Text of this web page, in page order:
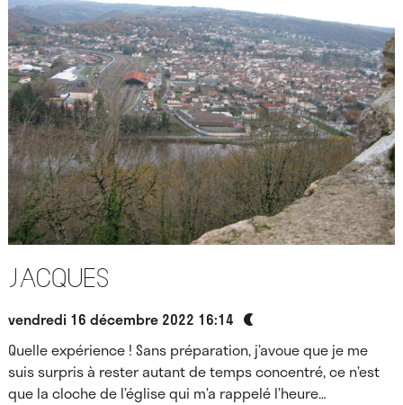
Jacques
vendredi 16 décembre 2022 16:14
Quelle expérience ! Sans préparation, j’avoue que je me
suis surpris à rester autant de temps concentré, ce n’est
que la cloche de l’église qui m’a rappelé l’heure…